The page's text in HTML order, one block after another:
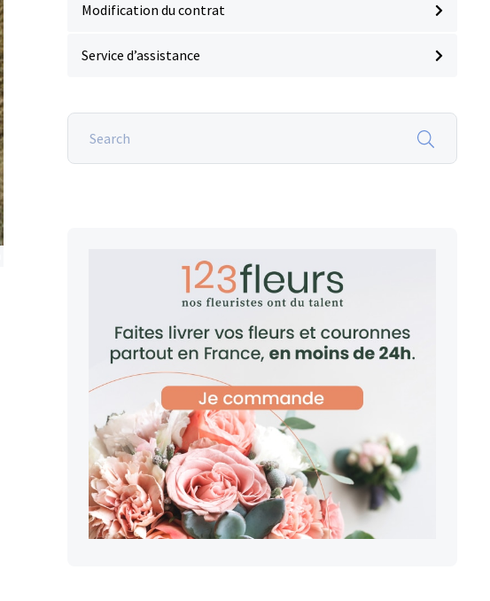
Modification du contrat
Service d’assistance
Search
Lassurance